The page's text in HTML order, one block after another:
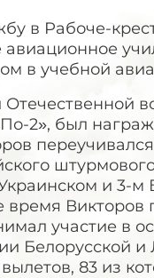
в Рабоче-
в учебной
2», был
и 3-м
время Викторов
участие в
Белорусской
83 из